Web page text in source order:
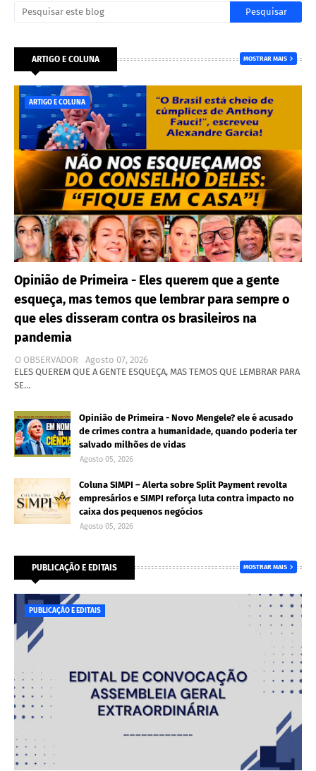
ARTIGO E COLUNA MOSTRAR MAIS
ARTIGO E COLUNA
Opinião de Primeira - Eles querem que a gente
esqueça, mas temos que lembrar para sempre o
que eles disseram contra os brasileiros na
pandemia
O OBSERVADOR
Agosto 07, 2026
ELES QUEREM QUE A GENTE ESQUEÇA, MAS TEMOS QUE LEMBRAR PARA
SE…
Opinião de Primeira - Novo Mengele? ele é acusado
de crimes contra a humanidade, quando poderia ter
salvado milhões de vidas
Agosto 05, 2026
Coluna SIMPI – Alerta sobre Split Payment revolta
empresários e SIMPI reforça luta contra impacto no
caixa dos pequenos negócios
Agosto 05, 2026
PUBLICAÇÃO E EDITAIS MOSTRAR MAIS
PUBLICAÇÃO E EDITAIS